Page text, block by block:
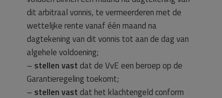
dit arbitraal vonnis, te vermeerderen met de
wettelijke rente vanaf één maand na
dagtekening van dit vonnis tot aan de dag van
algehele voldoening;
– stellen vastdat de VvE een beroep op de
Garantieregeling toekomt;
– stellen vastdat het klachtengeld conform